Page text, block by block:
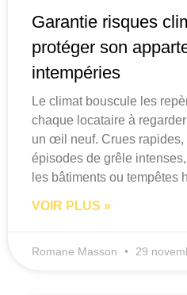
Garantie risques
protéger son
intempéries
Le climat bouscule les
chaque locataire à
un œil neuf. Crues
épisodes de grêle
les bâtiments ou tempêtes
VOIR PLUS »
Romane Masson 29